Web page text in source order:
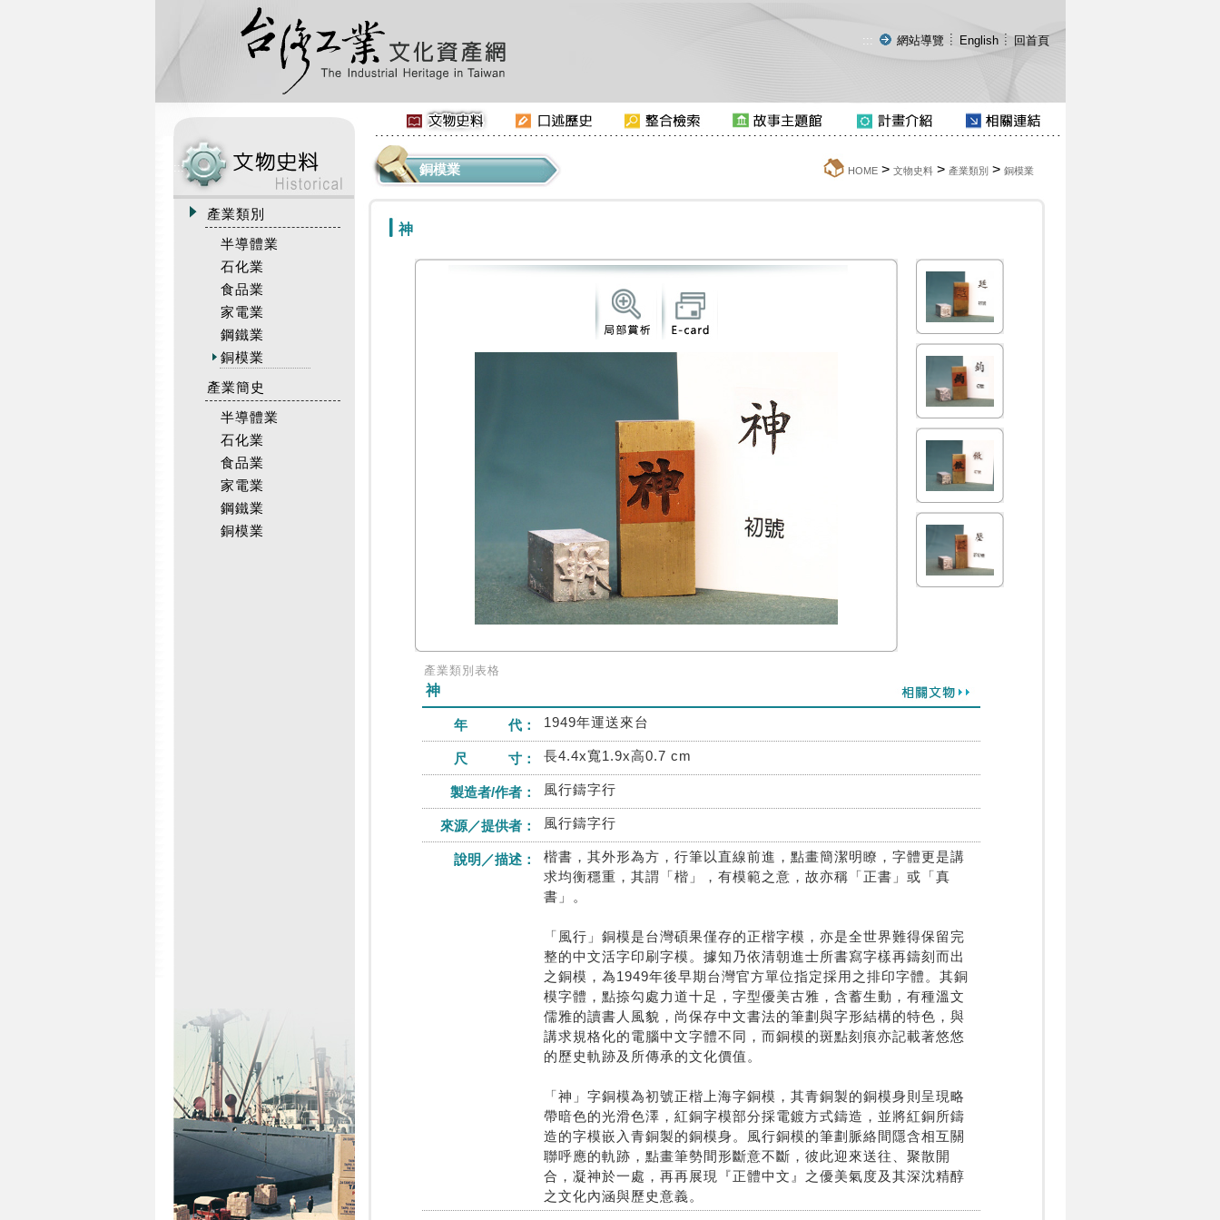
::: 網站導覽 English 回首頁
:::
產業類別
半導體業
石化業
食品業
家電業
鋼鐵業
銅模業
產業簡史
半導體業
石化業
食品業
家電業
鋼鐵業
銅模業
銅模業 HOME> 文物史料> 產業類別 > 銅模業
神
產業類別表格
神
年 代： 1949年運送來台
尺 寸： 長4.4x寬1.9x高0.7 cm
製造者/作者： 風行鑄字行
來源／提供者： 風行鑄字行
說明／描述：
楷書，其外形為方，行筆以直線前進，點畫簡潔明瞭，字體更是講
求均衡穩重，其謂「楷」，有模範之意，故亦稱「正書」或「真
書」。
「風行」銅模是台灣碩果僅存的正楷字模，亦是全世界難得保留完
整的中文活字印刷字模。據知乃依清朝進士所書寫字樣再鑄刻而出
之銅模，為1949年後早期台灣官方單位指定採用之排印字體。其銅
模字體，點捺勾處力道十足，字型優美古雅，含蓄生動，有種溫文
儒雅的讀書人風貌，尚保存中文書法的筆劃與字形結構的特色，與
講求規格化的電腦中文字體不同，而銅模的斑點刻痕亦記載著悠悠
的歷史軌跡及所傳承的文化價值。
「神」字銅模為初號正楷上海字銅模，其青銅製的銅模身則呈現略
帶暗色的光滑色澤，紅銅字模部分採電鍍方式鑄造，並將紅銅所鑄
造的字模嵌入青銅製的銅模身。風行銅模的筆劃脈絡間隱含相互關
聯呼應的軌跡，點畫筆勢間形斷意不斷，彼此迎來送往、聚散開
合，凝神於一處，再再展現『正體中文』之優美氣度及其深沈精醇
之文化內涵與歷史意義。